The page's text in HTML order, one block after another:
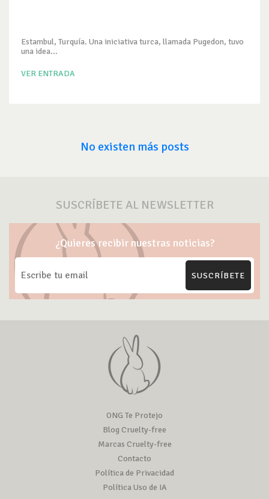
Estambul, Turquía. Una iniciativa turca, llamada Pugedon, tuvo
una idea...
VER ENTRADA
No existen más posts
SUSCRÍBETE AL NEWSLETTER
¿Quieres recibir nuestras noticias?
SUSCRÍBETE
ONG Te Protejo
Blog Cruelty-free
Marcas Cruelty-free
Contacto
Política de Privacidad
Política Uso de IA